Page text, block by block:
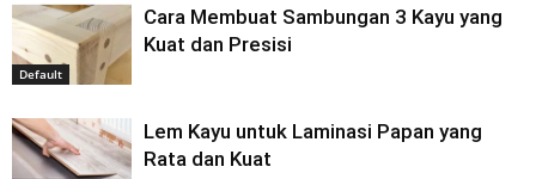
Default
Cara Membuat Sambungan 3 Kayu yang
Kuat dan Presisi
Lem Kayu untuk Laminasi Papan yang
Rata dan Kuat